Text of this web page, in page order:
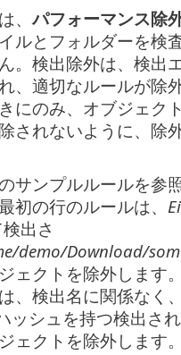
、パフォーマンス除
ルとフォルダーを検
。検出除外は、検出
、適切なルールが除
にのみ、オブジェク
されないように、除
サンプルルールを参
初の行のルールは、
出さ
demo/Download/
ェクトを除外します
、検出名に関係なく
ッシュを持つ検出さ
ェクトを除外します。